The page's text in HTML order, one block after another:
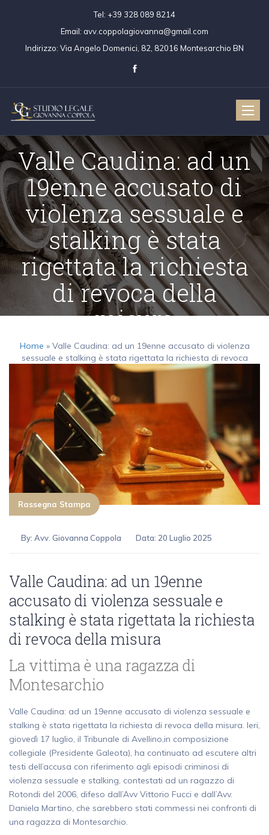
Tel: +39 328 089 8214
Email: avv.coppolagiovanna@gmail.com
Indirizzo: Via Angelo Domenici, 82, 82016 Montesarchio BN
Toggle
Valle Caudina: ad un
19enne accusato di
violenza sessuale e
stalking è stata
rigettata la richiesta
di revoca della
misura
Home » Valle Caudina: ad un 19enne accusato di violenza
sessuale e stalking è stata rigettata la richiesta di revoca
della misura
Rassegna Stampa
By: Avv. Giovanna Coppola Data: 20 Luglio 2025
Valle Caudina: ad un 19enne
accusato di violenza sessuale e
stalking è stata rigettata la richiesta
di revoca della misura
La vittima è una ragazza di
Montesarchio
Valle Caudina: ad un 19enne accusato di violenza sessuale e
stalking è stata rigettata la richiesta di revoca della misura. Ieri,
giovedì 17 luglio, il Tribunale di Avellino,in composizione
collegiale (Presidente Galeota), ha continuato ad escutere altri
testi dell’accusa con riferimento agli episodi criminosi di
violenza sessuale e stalking, contestati ad un ragazzo di
Rotondi del 2006, difeso dall’Avv Vittorio Fucci e dall’Avv.
Daniela Martino, che sarebbero stati commessi nei confronti di
una ragazza di Montesarchio.